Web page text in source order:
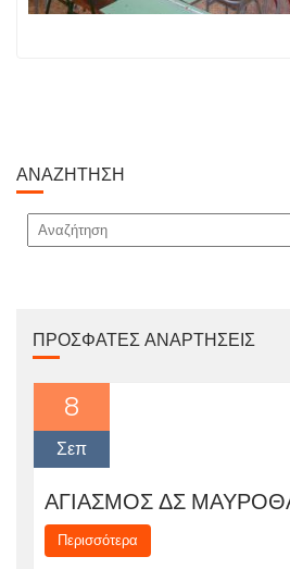
ΑΝΑΖΉΤΗΣΗ
ΠΡΌΣΦΑΤΕΣ ΑΝΑΡΤΉΣΕΙΣ
8
Σεπ
ΑΓΙΑΣΜΟΣ ΔΣ
Περισσότερα